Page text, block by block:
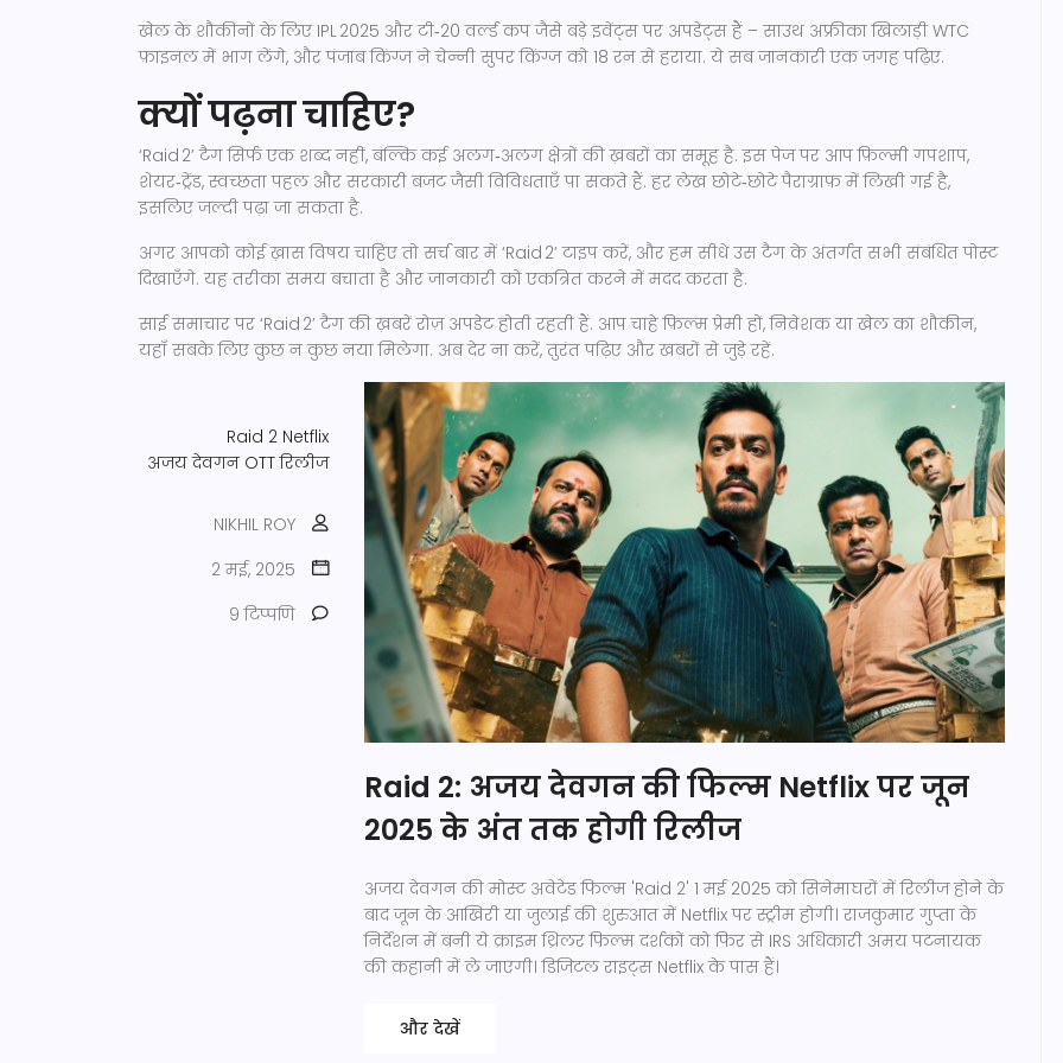
खेल के शौकीनों के लिए IPL 2025 और टी‑20 वर्ल्ड कप जैसे बड़े इवेंट्स पर अपडेट्स हैं – साउथ अफ्रीका खिलाड़ी WTC
फ़ाइनल में भाग लेंगे, और पंजाब किंग्ज ने चेन्नी सुपर किंग्ज को 18 रन से हराया. ये सब जानकारी एक जगह पढ़िए.
क्यों पढ़ना चाहिए?
‘Raid 2’ टैग सिर्फ एक शब्द नहीं, बल्कि कई अलग‑अलग क्षेत्रों की ख़बरों का समूह है. इस पेज पर आप फ़िल्मी गपशाप,
शेयर‑ट्रेंड, स्वच्छता पहल और सरकारी बजट जैसी विविधताएँ पा सकते हैं. हर लेख छोटे‑छोटे पैराग्राफ़ में लिखी गई है,
इसलिए जल्दी पढ़ा जा सकता है.
अगर आपको कोई ख़ास विषय चाहिए तो सर्च बार में ‘Raid 2’ टाइप करें, और हम सीधे उस टैग के अंतर्गत सभी संबंधित पोस्ट
दिखाएँगे. यह तरीका समय बचाता है और जानकारी को एकत्रित करने में मदद करता है.
साई समाचार पर ‘Raid 2’ टैग की ख़बरें रोज़ अपडेट होती रहती हैं. आप चाहे फ़िल्म प्रेमी हों, निवेशक या खेल का शौकीन,
यहाँ सबके लिए कुछ न कुछ नया मिलेगा. अब देर ना करें, तुरंत पढ़िए और खबरों से जुड़े रहें.
Raid 2 Netflix
अजय देवगन OTT रिलीज
NIKHIL ROY
2 मई, 2025
9 टिप्पणि
Raid 2: अजय देवगन की फिल्म Netflix पर जून
2025 के अंत तक होगी रिलीज
अजय देवगन की मोस्ट अवेटेड फिल्म 'Raid 2' 1 मई 2025 को सिनेमाघरों में रिलीज होने के
बाद जून के आखिरी या जुलाई की शुरुआत में Netflix पर स्ट्रीम होगी। राजकुमार गुप्ता के
निर्देशन में बनी ये क्राइम थ्रिलर फिल्म दर्शकों को फिर से IRS अधिकारी अमय पटनायक
की कहानी में ले जाएगी। डिजिटल राइट्स Netflix के पास हैं।
और देखें